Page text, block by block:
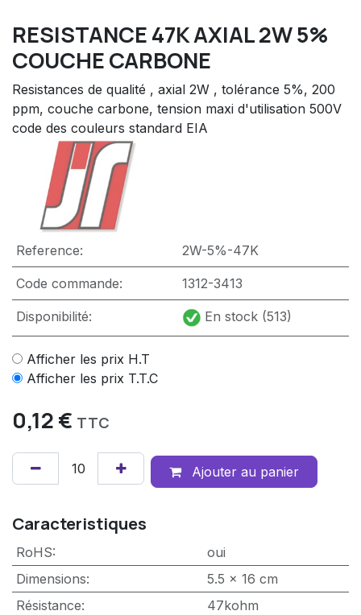
RESISTANCE 47K AXIAL 2W 5%
COUCHE CARBONE
Resistances de qualité , axial 2W , tolérance 5%, 200
ppm, couche carbone, tension maxi d'utilisation 500V
code des couleurs standard EIA
Reference: 2W-5%-47K
Code commande: 1312-3413
Disponibilité: En stock (513)
Afficher les prix H.T
Afficher les prix T.T.C
0,12€ TTC
Ajouter au panier
Caracteristiques
RoHS:
oui
Dimensions:
5.5 x 16 cm
Résistance:
47kohm